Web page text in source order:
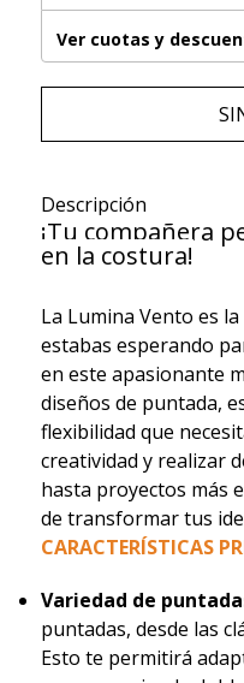
Ver cuotas y
Descripción
¡Tu compañera
en la costura!
La Lumina Vento es
estabas esperando
en este apasionante
diseños de puntada,
flexibilidad que
creatividad y realizar
hasta proyectos más
de transformar tus
CARACTERÍSTICAS
Variedad de
puntadas, desde las
Esto te permitirá